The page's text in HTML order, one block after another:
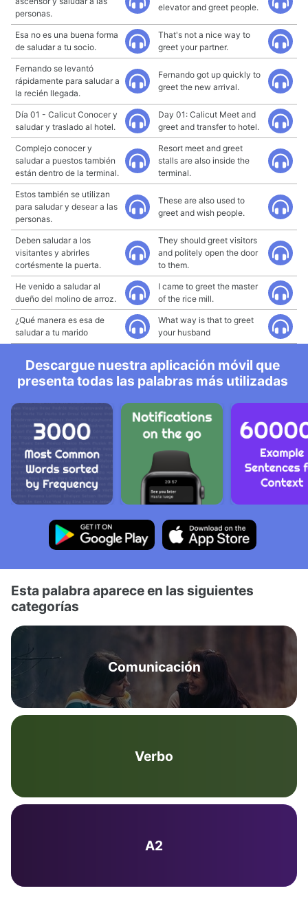
personas.
elevator and greet people.
Esa no es una buena forma
de saludar a tu socio.
That's not a nice way to
greet your partner.
Fernando se levantó
rápidamente para saludar a
la recién llegada.
Fernando got up quickly to
greet the new arrival.
Día 01 - Calicut Conocer y
saludar y traslado al hotel.
Day 01: Calicut Meet and
greet and transfer to hotel.
Complejo conocer y
saludar a puestos también
están dentro de la terminal.
Resort meet and greet
stalls are also inside the
terminal.
Estos también se utilizan
para saludar y desear a las
personas.
These are also used to
greet and wish people.
Deben saludar a los
visitantes y abrirles
cortésmente la puerta.
They should greet visitors
and politely open the door
to them.
He venido a saludar al
dueño del molino de arroz.
I came to greet the master
of the rice mill.
¿Qué manera es esa de
saludar a tu marido
What way is that to greet
your husband
Descargue nuestra aplicación móvil que
presenta todas las palabras más utilizadas
Esta palabra aparece en las siguientes
categorías
Comunicación
Verbo
A2